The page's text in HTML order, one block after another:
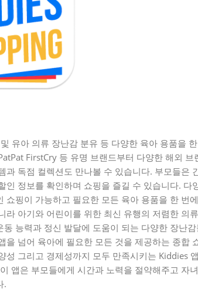
유아 의류 장난감 분유 등 다양한 육아 용품을
FirstCry 등 유명 브랜드부터 다양한 해외
과 독점 컬렉션도 만나볼 수 있습니다. 부모들은
인 정보를 확인하며 쇼핑을 즐길 수 있습니다. 다
쇼핑이 가능하고 필요한 모든 육아 용품을 한 번
라 아기와 어린이를 위한 최신 유행의 저렴한 의
동 능력과 정신 발달에 도움이 되는 다양한 장난
을 넘어 육아에 필요한 모든 것을 제공하는 종합
성 그리고 경제성까지 모두 만족시키는 Kiddies
앱은 부모들에게 시간과 노력을 절약해주고 자
.